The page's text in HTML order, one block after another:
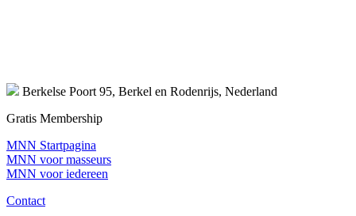
Berkelse Poort 95, Berkel en Rodenrijs, Nederland
Gratis Membership
MNN Startpagina
MNN voor masseurs
MNN voor iedereen
Contact